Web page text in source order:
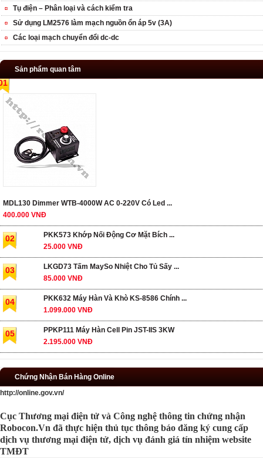
Tụ điện – Phân loại và cách kiểm tra
Sử dụng LM2576 làm mạch nguồn ổn áp 5v (3A)
Các loại mạch chuyển đổi dc-dc
Sản phẩm quan tâm
MDL130 Dimmer WTB-4000W AC 0-220V Có Led ...
400.000 VNĐ
02
PKK573 Khớp Nối Động Cơ Mặt Bích ...
25.000 VNĐ
03
LKGD73 Tấm MaySo Nhiệt Cho Tủ Sấy ...
85.000 VNĐ
04
PKK632 Máy Hàn Và Khò KS-8586 Chính ...
1.099.000 VNĐ
05
PPKP111 Máy Hàn Cell Pin JST-IIS 3KW
2.195.000 VNĐ
Chứng Nhận Bán Hàng Online
http://online.gov.vn/
Cục Thương mại điện tử và Công nghệ thông tin chứng nhận
Robocon.Vn đã thực hiện thủ tục thông báo đăng ký cung cấp
dịch vụ thương mại điện tử, dịch vụ đánh giá tín nhiệm website
TMĐT